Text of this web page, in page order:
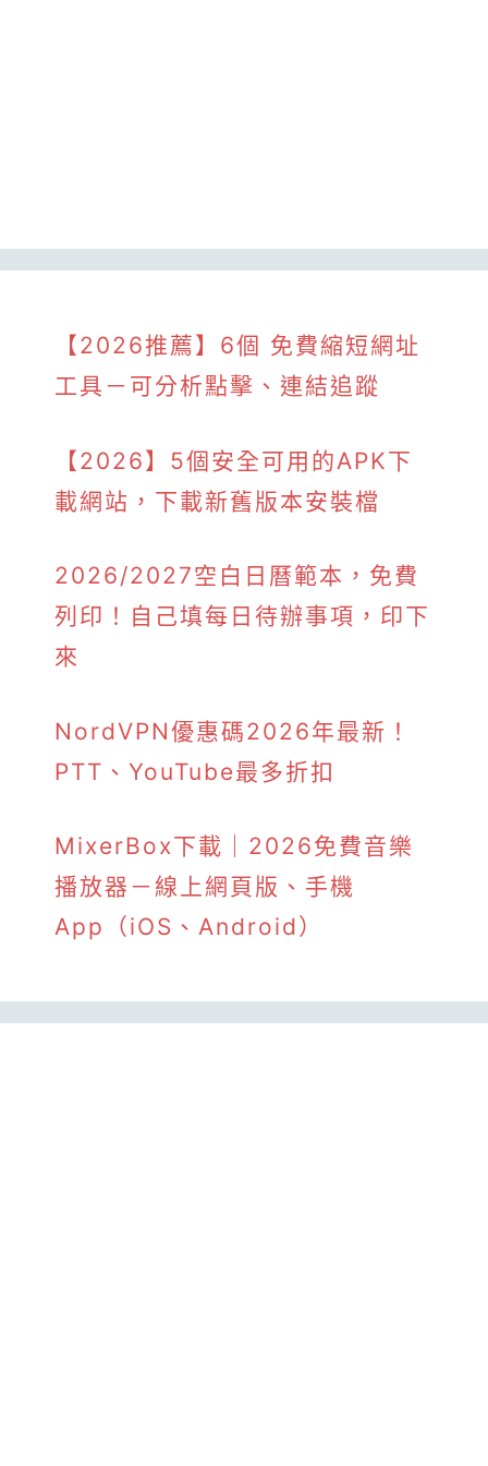
【2026推薦】6個 免費縮短網址
工具－可分析點擊、連結追蹤
【2026】5個安全可用的APK下
載網站，下載新舊版本安裝檔
2026/2027空白日曆範本，免費
列印！自己填每日待辦事項，印下
來
NordVPN優惠碼2026年最新！
PTT、YouTube最多折扣
MixerBox下載｜2026免費音樂
播放器－線上網頁版、手機
App（iOS、Android）